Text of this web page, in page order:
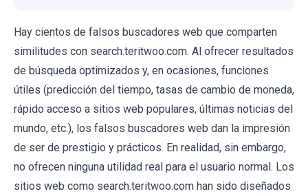
Hay cientos de falsos buscadores web que comparten
similitudes con search.teritwoo.com. Al ofrecer resultados
de búsqueda optimizados y, en ocasiones, funciones
útiles (predicción del tiempo, tasas de cambio de moneda,
rápido acceso a sitios web populares, últimas noticias del
mundo, etc.), los falsos buscadores web dan la impresión
de ser de prestigio y prácticos. En realidad, sin embargo,
no ofrecen ninguna utilidad real para el usuario normal. Los
sitios web como search.teritwoo.com han sido diseñados